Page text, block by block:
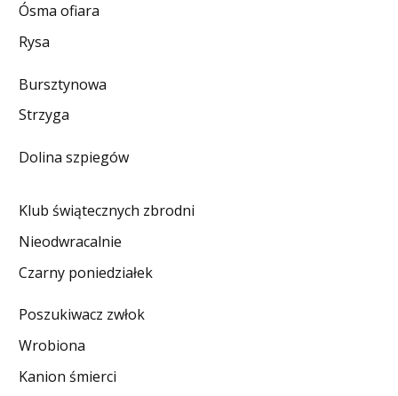
WYWIADY
RECENZJE
DO CZYTANIA
KONTAKT
Ósma ofiara
Rysa
Bursztynowa
Strzyga
Dolina szpiegów
Klub świątecznych zbrodni
Nieodwracalnie
Czarny poniedziałek
Poszukiwacz zwłok
Wrobiona
Kanion śmierci